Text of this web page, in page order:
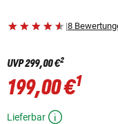
|8
UVP299,00 €2
199,00 €1
Lieferbar